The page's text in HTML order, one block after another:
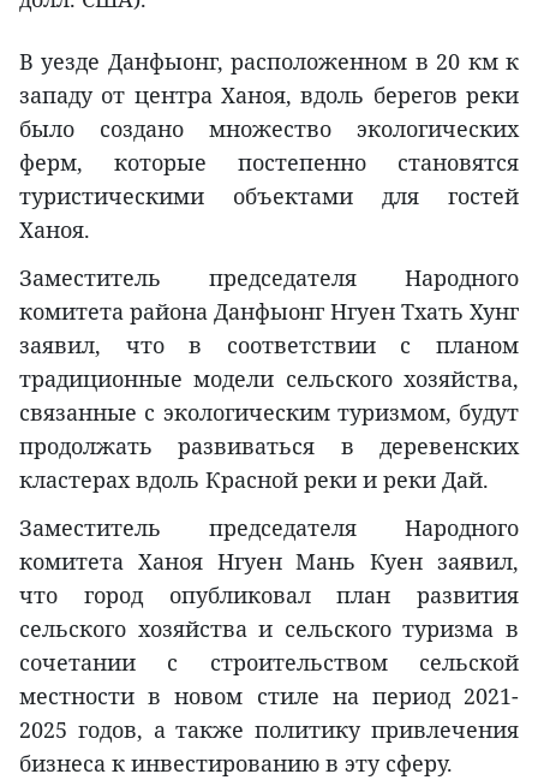
В уезде Данфыонг, расположенном в 20 км к
западу от центра Ханоя, вдоль берегов реки
было создано множество экологических
ферм, которые постепенно становятся
туристическими объектами для гостей
Ханоя.
Заместитель председателя Народного
комитета района Данфыонг Нгуен Тхать Хунг
заявил, что в соответствии с планом
традиционные модели сельского хозяйства,
связанные с экологическим туризмом, будут
продолжать развиваться в деревенских
кластерах вдоль Красной реки и реки Дай.
Заместитель председателя Народного
комитета Ханоя Нгуен Мань Куен заявил,
что город опубликовал план развития
сельского хозяйства и сельского туризма в
сочетании с строительством сельской
местности в новом стиле на период 2021-
2025 годов, а также политику привлечения
бизнеса к инвестированию в эту сферу.